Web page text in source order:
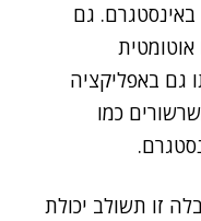
גם
גם באפליקציה
כמו
יוגבלו בעד 500 תווים, כשלצד מגבלה זו תשולב יכולת